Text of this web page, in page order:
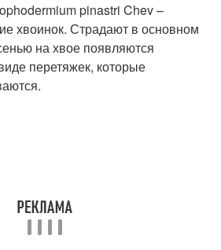
pinastri Chev –
хвоинок. Страдают в основном
на хвое появляются
перетяжек, которые